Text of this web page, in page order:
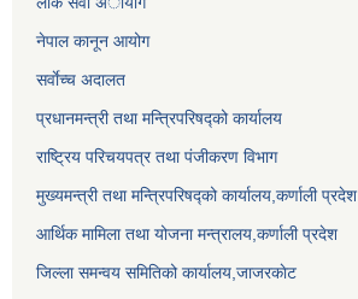
नेपाल कानून आयोग
सर्वाेच्च अदालत
प्रधानमन्त्री तथा मन्त्रिपरिषद्को कार्यालय
राष्ट्रिय परिचयपत्र तथा पंजीकरण विभाग
मुख्यमन्त्री तथा मन्त्रिपरिषद्को कार्यालय,कर्णाली प्रदेश
आर्थिक मामिला तथा योजना मन्त्रालय,कर्णाली प्रदेश
जिल्ला समन्वय समितिको कार्यालय,जाजरकाेट